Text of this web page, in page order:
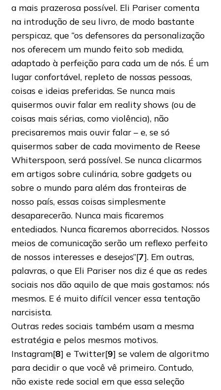
a mais prazerosa possível. Eli Pariser comenta
na introdução de seu livro, de modo bastante
perspicaz, que “os defensores da personalização
nos oferecem um mundo feito sob medida,
adaptado à perfeição para cada um de nós. É um
lugar confortável, repleto de nossas pessoas,
coisas e ideias preferidas. Se nunca mais
quisermos ouvir falar em reality shows (ou de
coisas mais sérias, como violência), não
precisaremos mais ouvir falar – e, se só
quisermos saber de cada movimento de Reese
Whiterspoon, será possível. Se nunca clicarmos
em artigos sobre culinária, sobre gadgets ou
sobre o mundo para além das fronteiras de
nosso país, essas coisas simplesmente
desaparecerão. Nunca mais ficaremos
entediados. Nunca ficaremos aborrecidos. Nossos
meios de comunicação serão um reflexo perfeito
de nossos interesses e desejos”[7]. Em outras,
palavras, o que Eli Pariser nos diz é que as redes
sociais nos dão aquilo de que mais gostamos: nós
mesmos. E é muito difícil vencer essa tentação
narcisista.
Outras redes sociais também usam a mesma
estratégia e pelos mesmos motivos.
Instagram[8] e Twitter[9] se valem de algoritmo
para decidir o que você vê primeiro. Contudo,
não existe rede social em que essa seleção